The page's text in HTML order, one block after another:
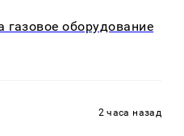
газовое оборудование
2 часа назад